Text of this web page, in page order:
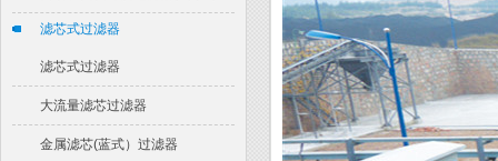
滤芯式过滤器
滤芯式过滤器
大流量滤芯过滤器
金属滤芯(蓝式）过滤器